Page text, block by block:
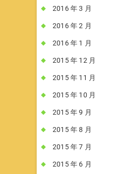
2016 年 3 月
2016 年 2 月
2016 年 1 月
2015 年 12 月
2015 年 11 月
2015 年 10 月
2015 年 9 月
2015 年 8 月
2015 年 7 月
2015 年 6 月